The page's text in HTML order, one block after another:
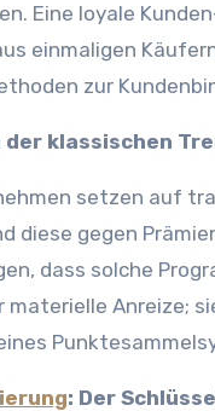
Eine loyale
einmaligen
zur
der klassischen
setzen auf
diese gegen
dass solche
materielle Anreize;
: Der